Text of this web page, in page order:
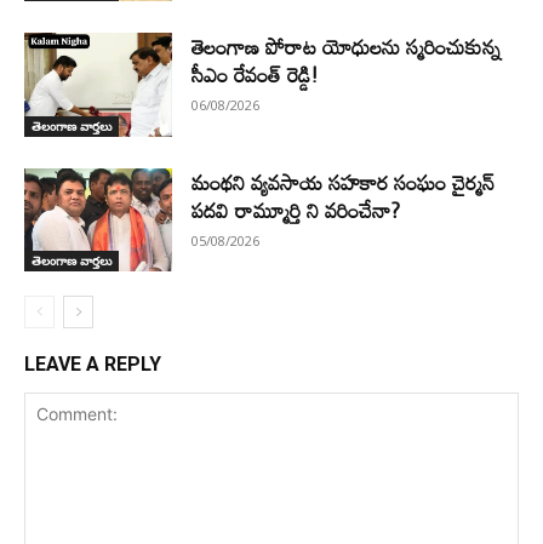
తెలంగాణ వార్తలు
తెలంగాణ పోరాట యోధులను స్మరించుకున్న
సీఎం రేవంత్ రెడ్డి!
06/08/2026
తెలంగాణ వార్తలు
మంథని వ్యవసాయ సహకార సంఘం చైర్మన్
పదవి రామ్మూర్తి ని వరించేనా?
05/08/2026
LEAVE A REPLY